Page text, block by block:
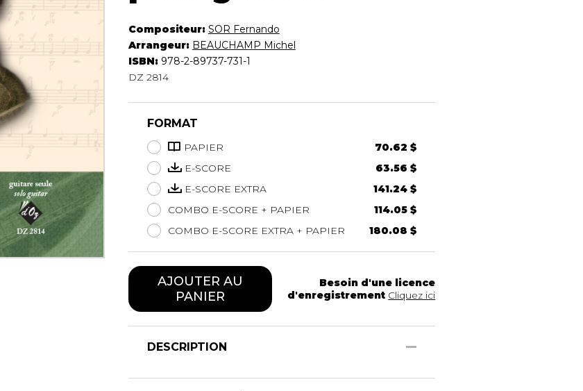
Luth
Mandoline
Orgue
Percussion
Trombone
Trompette
Tuba
Ukulélé
Violon
Violoncelle
Voix
Compositeur: SOR Fernando
Arrangeur: BEAUCHAMP Michel
ISBN: 978-2-89737-731-1
DZ 2814
FORMAT
PAPIER
70.62 $
E-SCORE
63.56 $
E-SCORE EXTRA
141.24 $
COMBO E-SCORE + PAPIER
114.05 $
COMBO E-SCORE EXTRA + PAPIER
180.08 $
AJOUTER AU
PANIER
Besoin d'une licence
d'enregistrement Cliquez ici
DESCRIPTION